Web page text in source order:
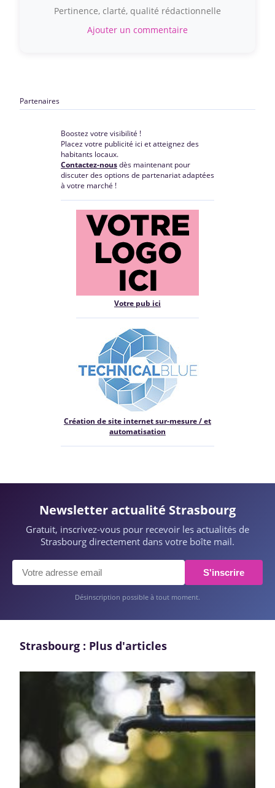
Pertinence, clarté, qualité rédactionnelle
Ajouter un commentaire
Partenaires
Boostez votre visibilité !
Placez votre publicité ici et atteignez des
habitants locaux.
Contactez-nousdès maintenant pour
discuter des options de partenariat adaptées
à votre marché !
Votre pub ici
Création de site internet sur-mesure / et
automatisation
Newsletter actualité Strasbourg
Gratuit, inscrivez-vous pour recevoir les actualités de
Strasbourg directement dans votre boîte mail.
S'inscrire
Désinscription possible à tout moment.
Strasbourg : Plus d'articles